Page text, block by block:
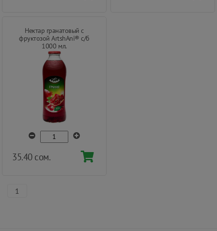
Нектар гранатовый с
фруктозой ArtshAni® с/б
1000 мл.
35.40 сом.
1